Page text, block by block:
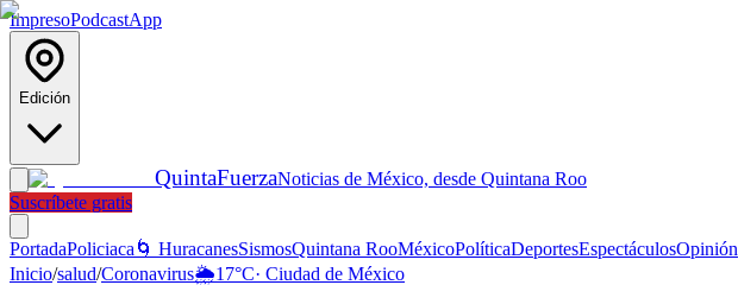
ImpresoPodcastApp
Edición
QuintaFuerzaNoticias de México, desde Quintana Roo
Suscríbete gratis
PortadaPoliciaca 🌀 HuracanesSismosQuintana RooMéxicoPolíticaDeportesEspectáculosOpinión
Inicio/salud/Coronavirus🌦️17°C· Ciudad de México